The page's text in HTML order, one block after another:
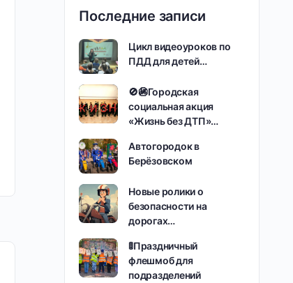
Последние записи
Цикл видеоуроков по
ПДД для детей…
🚫🚳Городская
социальная акция
«Жизнь без ДТП»…
Автогородок в
Берёзовском
Новые ролики о
безопасности на
дорогах…
🚦Праздничный
флешмоб для
подразделений